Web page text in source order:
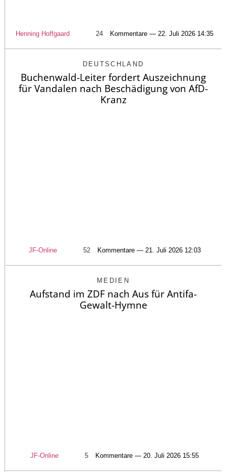
Henning Hoffgaard 24 Kommentare — 22. Juli 2026 14:35
DEUTSCHLAND
Buchenwald-Leiter fordert Auszeichnung
für Vandalen nach Beschädigung von AfD-
Kranz
JF-Online 52 Kommentare — 21. Juli 2026 12:03
MEDIEN
Aufstand im ZDF nach Aus für Antifa-
Gewalt-Hymne
JF-Online 5 Kommentare — 20. Juli 2026 15:55